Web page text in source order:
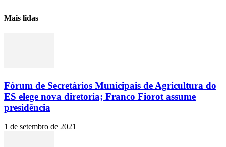
Mais lidas
Fórum de Secretários Municipais de Agricultura do
ES elege nova diretoria; Franco Fiorot assume
presidência
1 de setembro de 2021